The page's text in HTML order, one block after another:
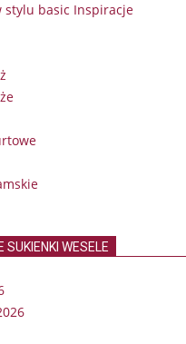
stylu basic Inspiracje
SUKIENKI WESELE